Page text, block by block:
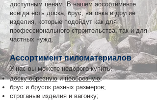
доступным ценам. В нашем ассортименте
всегда есть доска, брус, вагонка и другие
изделия, которые подойдут как для
профессионального строительства, так и для
частных нужд.
Ассортимент пиломатериалов
У нас вы можете недорого купить:
доску обрезнуюинеобрезную;
брус и брусок разных размеров;
строганые изделия и вагонку;